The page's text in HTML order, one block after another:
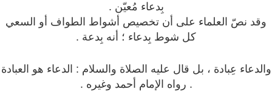
بِدعاء مُعيّن .
وقد نصّ العلماء على أن تخصيص أشواط الطواف أو السعي
كل شوط بِدعاء ؛ أنه بِدعة .
والدعاء عِبادة ، بل قال عليه الصلاة والسلام : الدعاء هو العبادة
. رواه الإمام أحمد وغيره .